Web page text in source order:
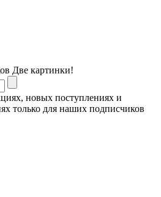
Две картинки!
новых поступлениях и
только для наших подписчиков